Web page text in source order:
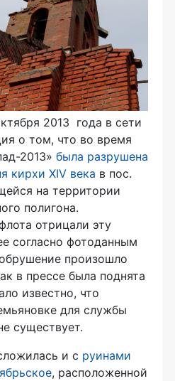
2013 года в сети
о том, что во время
2013» была разрушена
кирхи XIV века в пос.
на территории
полигона.
отрицали эту
согласно фотоданным
произошло
в прессе была поднята
известно, что
для службы
существует.
и с руинами
, расположенной